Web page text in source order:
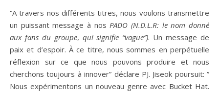
“A travers nos différents titres, nous voulons transmettre
un puissant message à nosPADO (N.D.L.R: le nom donné
aux fans du groupe, qui signifie “vague”). Un message de
paix et d’espoir. À ce titre, nous sommes en perpétuelle
réflexion sur ce que nous pouvons produire et nous
cherchons toujours à innover” déclare PJ. Jiseok poursuit: ”
Nous expérimentons un nouveau genre avec Bucket Hat.